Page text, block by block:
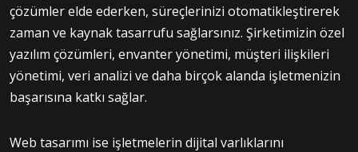
çözümler elde ederken, süreçlerinizi otomatikleştirerek
zaman ve kaynak tasarrufu sağlarsınız. Şirketimizin özel
yazılım çözümleri, envanter yönetimi, müşteri ilişkileri
yönetimi, veri analizi ve daha birçok alanda işletmenizin
başarısına katkı sağlar.
Web tasarımı ise işletmelerin dijital varlıklarını